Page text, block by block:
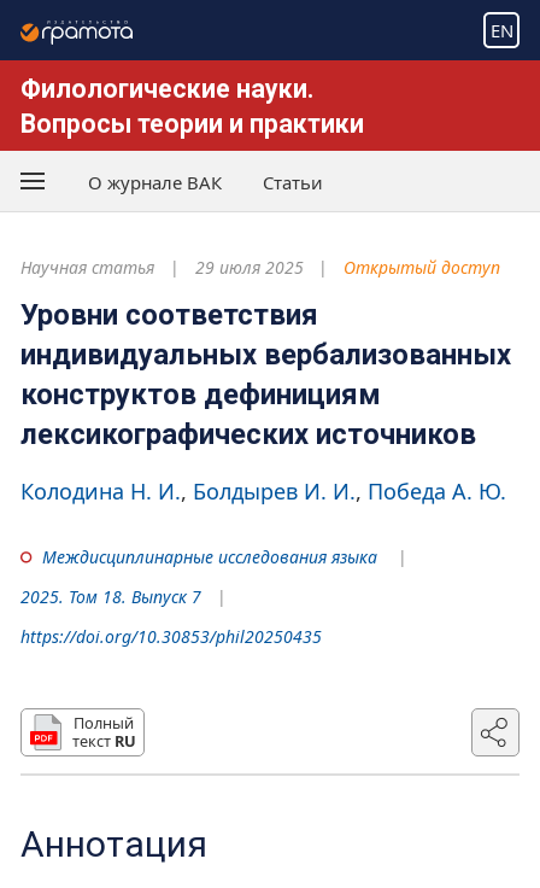
EN
Филологические науки.
Вопросы теории и практики
О журнале ВАК Статьи
Научная статья 29 июля 2025 Открытый доступ
Уровни соответствия
индивидуальных вербализованных
конструктов дефинициям
лексикографических источников
Колодина Н. И. Болдырев И. И. Победа А. Ю.
Междисциплинарные исследования языка
2025. Том 18. Выпуск 7
https://doi.org/10.30853/phil20250435
Полный
текст RU
Аннотация